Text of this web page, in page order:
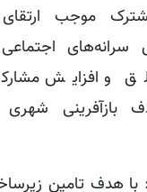
مشترک موجب
سرانه‌های
و افزایش
بازآفرینی شهری
با هدف تامین